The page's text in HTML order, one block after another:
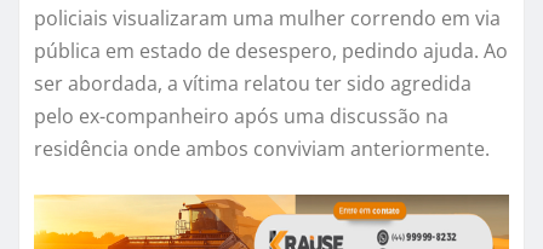
policiais visualizaram uma mulher correndo em via
pública em estado de desespero, pedindo ajuda. Ao
ser abordada, a vítima relatou ter sido agredida
pelo ex-companheiro após uma discussão na
residência onde ambos conviviam anteriormente.